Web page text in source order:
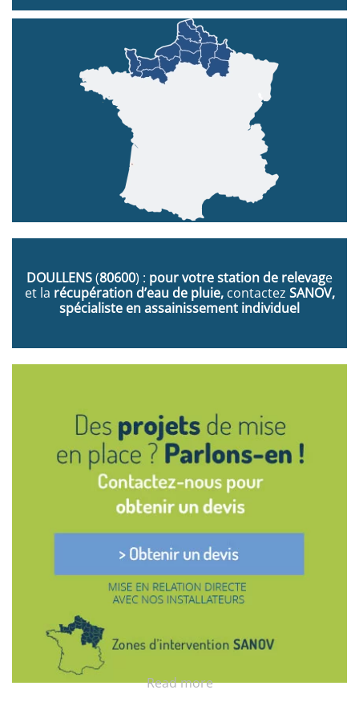
DOULLENS(80600) : pour votre station de relevage
et la récupération d’eau de pluie, contactez SANOV,
spécialiste en assainissement individuel
Read more